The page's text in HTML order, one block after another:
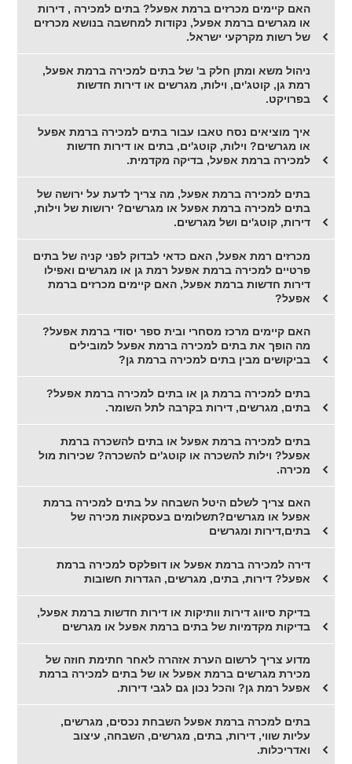
האם קיימים מכרזים ברמת אפעל? בתים למכירה , דירות
או מגרשים ברמת אפעל, נקודות למחשבה בנושא מכרזים
של רשות מקרקעי ישראל.
ניהול משא ומתן חלק ב' של בתים למכירה ברמת אפעל,
רמת גן, קוטג'ים, וילות, מגרשים או דירות חדשות
בפרויקט.
איך מוציאים נסח טאבו עבור בתים למכירה ברמת אפעל
או מגרשים? וילות, קוטג'ים, בתים או דירות חדשות
למכירה ברמת אפעל, בדיקה מקדמית.
בתים למכירה ברמת אפעל, מה צריך לדעת על ירושה של
בתים למכירה ברמת אפעל או מגרשים? ירושות של וילות,
דירות, קוטג'ים ושל מגרשים.
מכרזים רמת אפעל, האם כדאי לבדוק לפני קניה של בתים
פרטיים למכירה ברמת אפעל רמת גן או מגרשים ואפילו
דירות חדשות ברמת אפעל, האם קיימים מכרזים ברמת
אפעל?
האם קיימים מרכז מסחרי ובית ספר יסודי ברמת אפעל?
מה הופך את בתים למכירה ברמת אפעל למובילים
בביקושים מבין בתים למכירה ברמת גן?
בתים למכירה ברמת גן או בתים למכירה ברמת אפעל?
בתים, מגרשים, דירות בקרבה לתל השומר.
בתים למכירה ברמת אפעל או בתים להשכרה ברמת
אפעל? וילות להשכרה או קוטג'ים להשכרה? שכירות מול
מכירה.
האם צריך לשלם היטל השבחה על בתים למכירה ברמת
אפעל או מגרשים?תשלומים בעסקאות מכירה של
בתים,דירות ומגרשים
דירה למכירה ברמת אפעל או דופלקס למכירה ברמת
אפעל? דירות, בתים, מגרשים, הגדרות חשובות
בדיקת סיווג דירות וותיקות או דירות חדשות ברמת אפעל,
בדיקות מקדמיות של בתים ברמת אפעל או מגרשים
מדוע צריך לרשום הערת אזהרה לאחר חתימת חוזה של
מכירת מגרשים ברמת אפעל או של בתים למכירה ברמת
אפעל רמת גן? והכל נכון גם לגבי דירות.
בתים למכרה ברמת אפעל השבחת נכסים, מגרשים,
עליות שווי, דירות, בתים, מגרשים, השבחה, עיצוב
ואדריכלות.